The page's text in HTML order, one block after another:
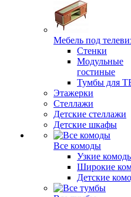
Мебель под
Стенки
Модульные
гостиные
Тумбы для
Этажерки
Стеллажи
Детские стеллажи
Детские шкафы
Все комоды
Узкие
Широкие
Детские